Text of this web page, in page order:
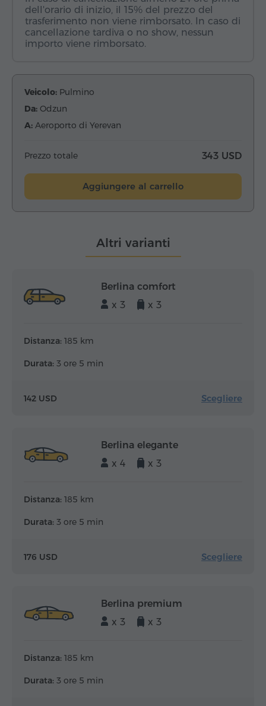
dell'orario di inizio, il 15% del prezzo del
trasferimento non viene rimborsato. In caso di
cancellazione tardiva o no show, nessun
importo viene rimborsato.
Veicolo: Pulmino
Da: Odzun
A: Aeroporto di Yerevan
Prezzo totale 343 USD
Aggiungere al carrello
Altri varianti
Berlina comfort
x 3
x 3
Distanza: 185 km
Durata: 3 ore 5 min
142 USD Scegliere
Berlina elegante
x 4
x 3
Distanza: 185 km
Durata: 3 ore 5 min
176 USD Scegliere
Berlina premium
x 3
x 3
Distanza: 185 km
Durata: 3 ore 5 min